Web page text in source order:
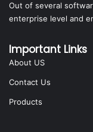
Out of several
enterprise level and
Important Links
About US
Contact Us
Products